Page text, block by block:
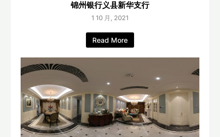
锦州银行义县新华支行
1 10 月, 2021
Read More